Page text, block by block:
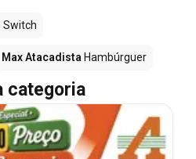
Switch
Max Atacadista Hambúrguer
categoria